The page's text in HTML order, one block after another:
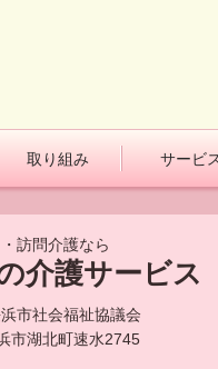
取り組み サービ
訪問介護なら
介護サービス
市社会福祉協議会
市湖北町速水2745